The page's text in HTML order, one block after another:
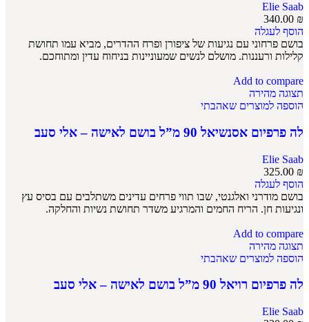
Elie Saab
340.00 ₪
הוסף לעגלה
בושם פרחוני עם נגיעות של ציפורן ופרח ההדרים, מביא עמו תחושת
קלילות ורעננות. מושלם לנשים שמעוניינות בניחוח עדין ומתוחכם.
Add to compare
תצוגה מהירה
הוספה למוצרים שאהבתי
לה פרפיום אסנשיאל 90 מ”ל בושם לאישה – אלי סעב
Elie Saab
325.00 ₪
הוסף לעגלה
בושם מודרני ואלגנטי, שבו תווי פרחים עדינים משתלבים עם בסיס עץ
ונגיעות חן. הריח החמים והמרגיע משדר תחושת נשיות והחלקה.
Add to compare
תצוגה מהירה
הוספה למוצרים שאהבתי
לה פרפיום רויאל 90 מ”ל בושם לאישה – אלי סעב
Elie Saab